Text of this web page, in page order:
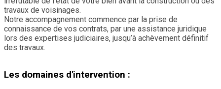
travaux de voisinages.
Notre accompagnement commence par la prise de
connaissance de vos contrats, par une assistance juridique
lors des expertises judiciaires, jusqu’à achèvement définitif
des travaux.
Les domaines d'intervention :